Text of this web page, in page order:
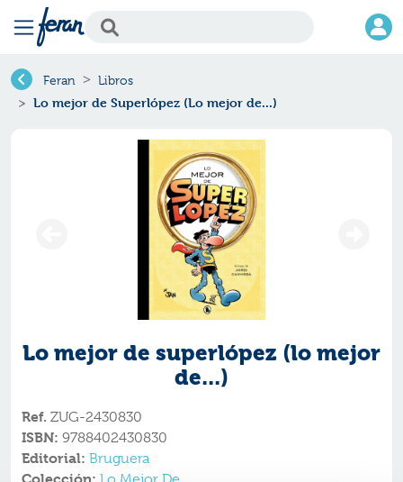
Feran Libros
Lo mejor de Superlópez (Lo mejor de...)
Lo mejor de superlópez (lo mejor
de...)
Ref. ZUG-2430830
ISBN: 9788402430830
Editorial: Bruguera